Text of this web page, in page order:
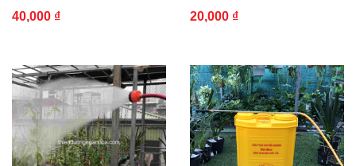
40,000 ₫ 20,000 ₫